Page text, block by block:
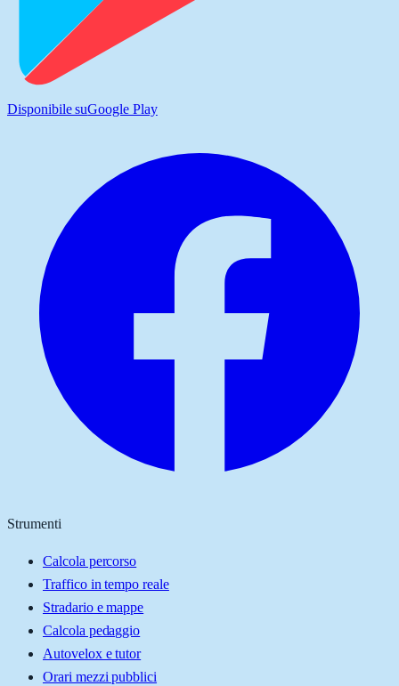
Disponibile suGoogle Play
Strumenti
Calcola percorso
Traffico in tempo reale
Stradario e mappe
Calcola pedaggio
Autovelox e tutor
Orari mezzi pubblici